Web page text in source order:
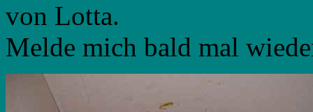
von Lotta.
Melde mich bald mal